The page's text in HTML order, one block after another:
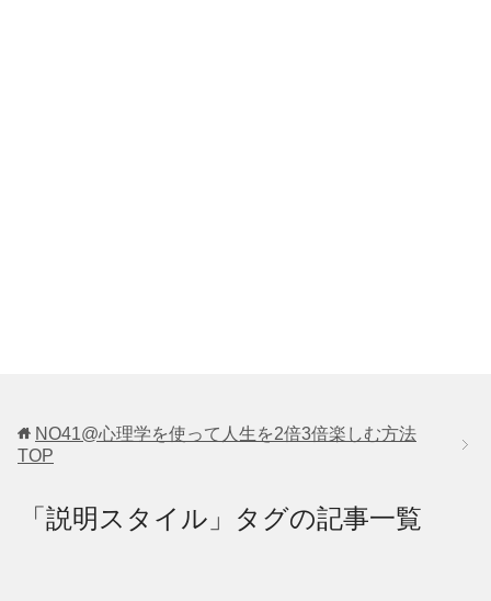
NO41@心理学を使って人生を2倍3倍楽しむ方法
TOP
「説明スタイル」タグの記事一覧